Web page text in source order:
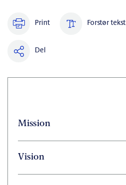
Print Forstør tekst
Del
Mission
Vision